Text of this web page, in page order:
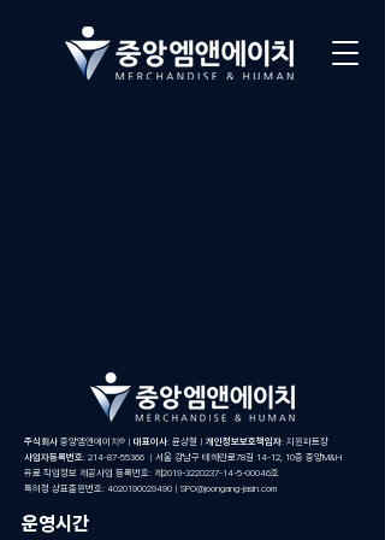
주식회사 중앙엠앤에이치® | 대표이사: 윤상철 | 개인정보보호책임자: 지원파트장
사업자등록번호: 214-87-55366 | 서울 강남구 테헤란로78길 14-12, 10층 중앙M&H
유료 직업정보 제공사업 등록번호: 제2019-3220237-14-5-00046호
특허청 상표출원번호: 4020190029490 | SPO@joongang-jasin.com
​운영시간